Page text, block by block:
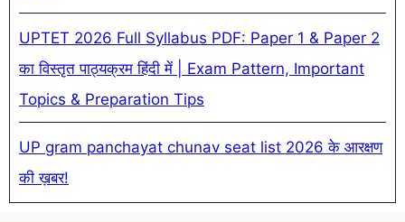
UPTET 2026 Full Syllabus PDF: Paper 1 & Paper 2
का विस्तृत पाठ्यक्रम हिंदी में | Exam Pattern, Important
Topics & Preparation Tips
UP gram panchayat chunav seat list 2026 के आरक्षण
की ख़बर!